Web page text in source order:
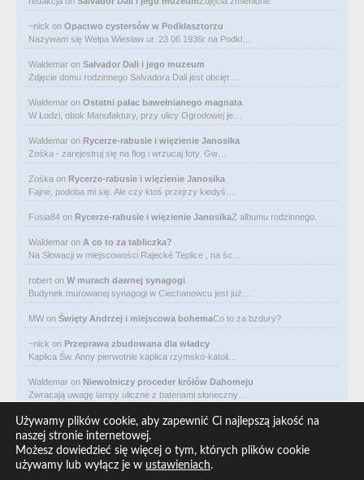
~nick on Opactwo cystersów w Podklasztorzu
Nazywam się Wełpa Wiesław ur. 23 06 1936r na Podkl…
Waldemar on Salvador Dali i jego muzeum
Zdjęcie domu rodzinnego Salvadora Dali jest obcięt…
Waldemar on Ostatni pałac bawełnianego magnata
W Łodzi, obok Manufaktury, przy ulicy Ogrodowej je…
Waldemar on Rycerze-rabusie i więzienie Janosika
Zośka - zarejestruj się na flog i wrzucaj foty. Gw…
Zośka on Rycerze-rabusie i więzienie Janosika
Fajne, podoba mi się. Ale czy ktoś przejrzy kiedyś…
Fusia84 on Rycerze-rabusie i więzienie JanosikaZ albumu rodzinnego.
Waldemar on A co to za tabliczka?
Na Słowacji w miejscowości Rajecké Teplice , na śc…
robert on W murach dawnej synagogi
Budynek murowanej synagogi w Ciechanowcu jest już…
MW on Święty Andrzej i miejscowa bohemaCo to za bzdury?
~nick on Przeprawa zbudowana dla władcy
Kaplica Św. Anny pierwotnie kaplica rzymsko-katoli…
Waldemar on Niewolniczy proceder królów Dahomeju
Zwracają uwagę lampy uliczne z bateriami słoneczny…
Waldemar on Adam Asnyk. Poeta z mojego miasta
CIEKAWOSTKA że pod banderą Malty pływa statek m/v…
Waldemar on
Historia na Wawelskim Wzgórzu
Michał Bogoria Skotnicki (1775–1808). Portret Mich…
Używamy plików cookie, aby zapewnić Ci najlepszą jakość na
naszej stronie internetowej.
Możesz dowiedzieć się więcej o tym, których plików cookie
używamy lub wyłącz je w ustawieniach.